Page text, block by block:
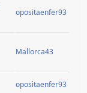
opositaenfer93
Mallorca43
opositaenfer93